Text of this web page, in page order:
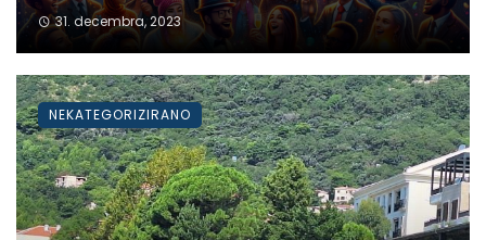
31. decembra, 2023
NEKATEGORIZIRANO